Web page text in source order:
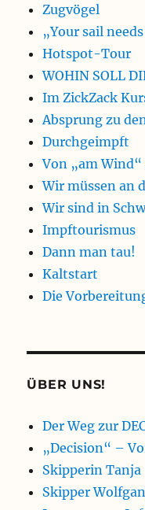
Zugvögel
„Your sail
Hotspot-Tour
WOHIN SOLL
Im ZickZack
Absprung zu
Durchgeimpft
Von „am
Wir müssen an
Wir sind in
Impftourismus
Dann man tau!
Kaltstart
Die
ÜBER UNS!
Der Weg zur
„Decision“ –
Skipperin Tanja
Skipper